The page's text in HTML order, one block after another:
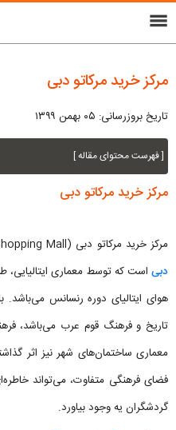
menu
مرکز خرید مرکاتو دبی
تاریخ بروزرسانی: ۰۵ بهمن ۱۳۹۹
[ فهرست محتوای مقاله ]
مرکز خرید مرکاتو دبی
مرکز خرید مرکاتو دبی (Mercato Shopping Mall) یکی از بهترین مراکز خرید
دبی است که توسط معماری
هوای ایتالیای دوره رنسانس می‌باشد.
تاریخ و فرهنگ قوم عرب می‌باشد،
معماری ساختمان‌های شهر نیز اثر
فضای فرهنگی متفاوت، می‌تواند
گردشگران یه وجود بیاورد.